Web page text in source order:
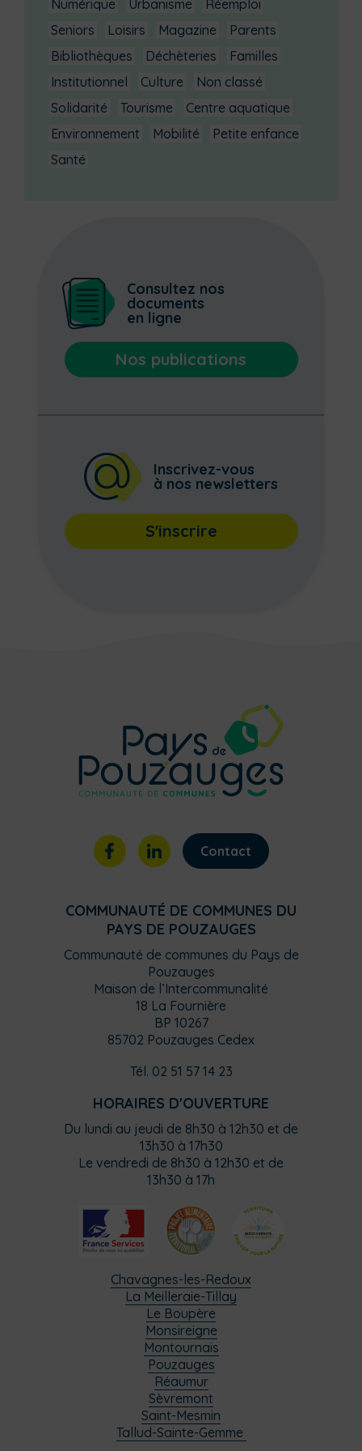
Numérique
Urbanisme
Réemploi
Seniors
Loisirs Magazine
Parents
Bibliothèques
Déchèteries
Familles
Institutionnel
Culture
Non classé
Solidarité
Tourisme
Centre aquatique
Environnement
Mobilité
Petite enfance
Santé
Consultez nos
documents
en ligne
Nos publications
Inscrivez-vous
à nos newsletters
S'inscrire
Contact
COMMUNAUTÉ DE COMMUNES DU
PAYS DE POUZAUGES
Communauté de communes du Pays de
Pouzauges
Maison de l’Intercommunalité
18 La Fournière
BP 10267
85702 Pouzauges Cedex
Tél. 02 51 57 14 23
HORAIRES D'OUVERTURE
Du lundi au jeudi de 8h30 à 12h30 et de
13h30 à 17h30
Le vendredi de 8h30 à 12h30 et de
13h30 à 17h
Chavagnes-les-Redoux
La Meilleraie-Tillay
Le Boupère
Monsireigne
Montournais
Pouzauges
Réaumur
Sèvremont
Saint-Mesmin
Tallud-Sainte-Gemme